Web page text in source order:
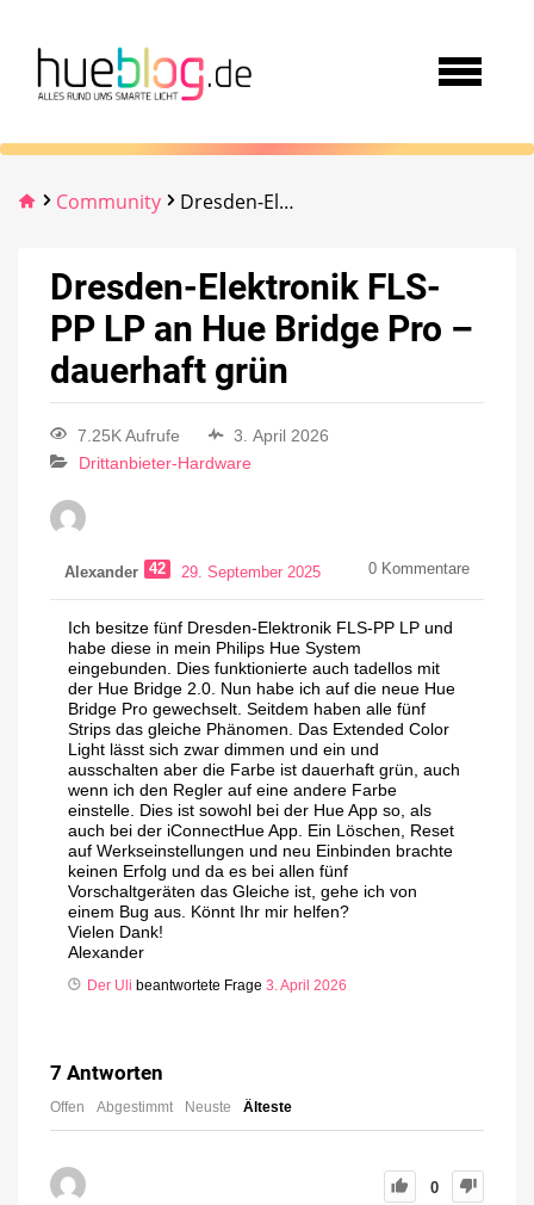
Community Dresden-Elektronik FLS-PP LP an Hue Bridge Pro – dauerhaft grün
Dresden-Elektronik FLS-
PP LP an Hue Bridge Pro –
dauerhaft grün
7.25K Aufrufe
3. April 2026
Drittanbieter-Hardware
Alexander 42 29. September 2025 0 Kommentare
Ich besitze fünf Dresden-Elektronik FLS-PP LP und
habe diese in mein Philips Hue System
eingebunden. Dies funktionierte auch tadellos mit
der Hue Bridge 2.0. Nun habe ich auf die neue Hue
Bridge Pro gewechselt. Seitdem haben alle fünf
Strips das gleiche Phänomen. Das Extended Color
Light lässt sich zwar dimmen und ein und
ausschalten aber die Farbe ist dauerhaft grün, auch
wenn ich den Regler auf eine andere Farbe
einstelle. Dies ist sowohl bei der Hue App so, als
auch bei der iConnectHue App. Ein Löschen, Reset
auf Werkseinstellungen und neu Einbinden brachte
keinen Erfolg und da es bei allen fünf
Vorschaltgeräten das Gleiche ist, gehe ich von
einem Bug aus. Könnt Ihr mir helfen?
Vielen Dank!
Alexander
Der Uli beantwortete Frage 3. April 2026
7 Antworten
Offen Abgestimmt Neuste Älteste
0